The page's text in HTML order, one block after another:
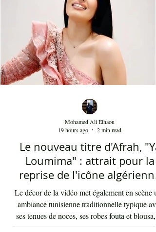
Le nouveau titre d'Afrah, "Ya
Loumima" : attrait pour la
reprise de l'icône algérienne
Rabah Driassa
Le décor de la vidéo met également en scène
Mohamed Ali Elhaou
19 hours ago
2 min read